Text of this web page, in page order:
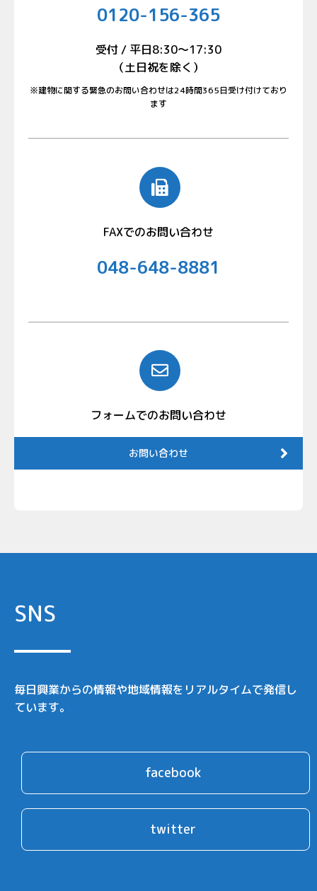
0120-156-365
受付 / 平日8:30〜17:30
（土日祝を除く）
※建物に関する緊急のお問い合わせは24時間365日受け付けており
ます
FAXでのお問い合わせ
048-648-8881
フォームでのお問い合わせ
お問い合わせ
SNS
毎日興業からの情報や地域情報をリアルタイムで発信し
ています。
facebook
twitter